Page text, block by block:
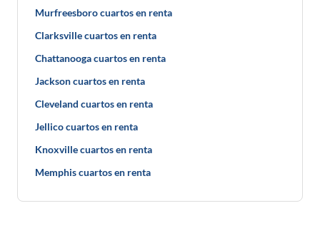
Murfreesboro cuartos en renta
Clarksville cuartos en renta
Chattanooga cuartos en renta
Jackson cuartos en renta
Cleveland cuartos en renta
Jellico cuartos en renta
Knoxville cuartos en renta
Memphis cuartos en renta